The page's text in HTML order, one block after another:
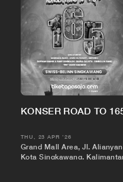
KONSER ROAD TO
THU, 23 APR '26
Grand Mall Area, Jl.
Kota Singkawang,